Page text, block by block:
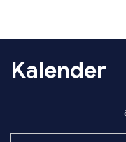
Kalender